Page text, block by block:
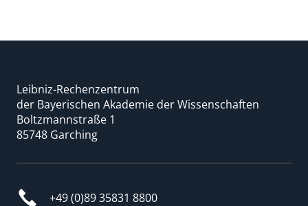
Leibniz-Rechenzentrum
der Bayerischen Akademie der Wissenschaften
Boltzmannstraße 1
85748 Garching
+49 (0)89 35831 8800